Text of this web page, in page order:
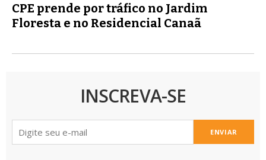
CPE prende por tráfico no Jardim
Floresta e no Residencial Canaã
INSCREVA-SE
ENVIAR